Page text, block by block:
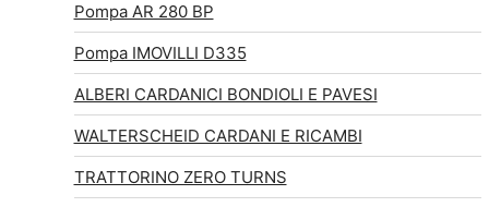
Pompa AR 280 BP
Pompa IMOVILLI D335
ALBERI CARDANICI BONDIOLI E PAVESI
WALTERSCHEID CARDANI E RICAMBI
TRATTORINO ZERO TURNS